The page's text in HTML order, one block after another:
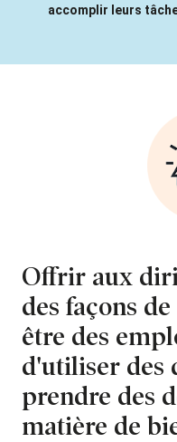
accomplir leurs
Offrir aux
des façons
être des
d'utiliser des
prendre des
matière de